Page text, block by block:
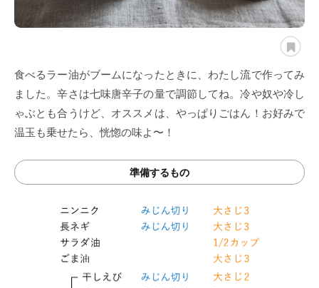
食べるラー油がブームになったときに、わたし流で作ってみ
ました。辛さは七味唐辛子の量で調節してね。冷や奴や冷し
ゃぶとも合うけど、オススメは、やっぱりごはん！お好みで
温玉も乗せたら、恍惚の味よ〜！
準備するもの